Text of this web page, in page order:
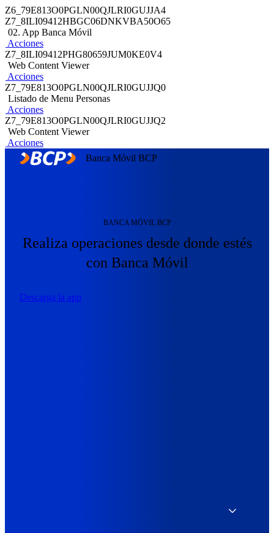
Z6_79E813O0PGLN00QJLRI0GUJJA4
Z7_8ILI09412HBGC06DNKVBA50O65
02. App Banca Móvil
Acciones
Z7_8ILI09412PHG80659JUM0KE0V4
Web Content Viewer
Acciones
Z7_79E813O0PGLN00QJLRI0GUJJQ0
Listado de Menu Personas
Acciones
Z7_79E813O0PGLN00QJLRI0GUJJQ2
Web Content Viewer
Acciones
Banca Móvil BCP
BANCA MÓVIL BCP
Realiza operaciones desde donde estés
con Banca Móvil
Descarga la app